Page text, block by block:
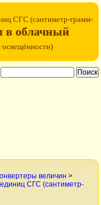
СГС (сантиметр-грамм-
в облачный
величин >
СГС (сантиметр-